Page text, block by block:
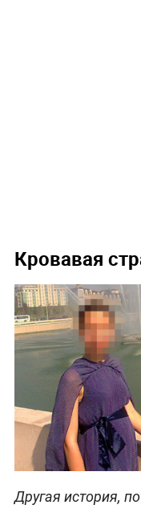
Кровавая
Другая история,